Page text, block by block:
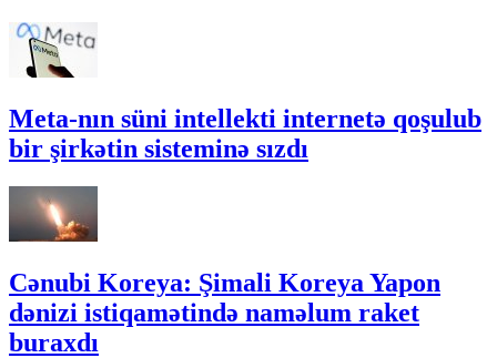
Meta-nın süni intellekti internetə qoşulub
bir şirkətin sisteminə sızdı
Cənubi Koreya: Şimali Koreya Yapon
dənizi istiqamətində naməlum raket
buraxdı